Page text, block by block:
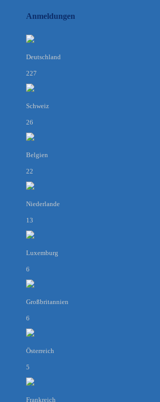
Anmeldungen
Deutschland
227
Schweiz
26
Belgien
22
Niederlande
13
Luxemburg
6
Großbritannien
6
Österreich
5
Frankreich